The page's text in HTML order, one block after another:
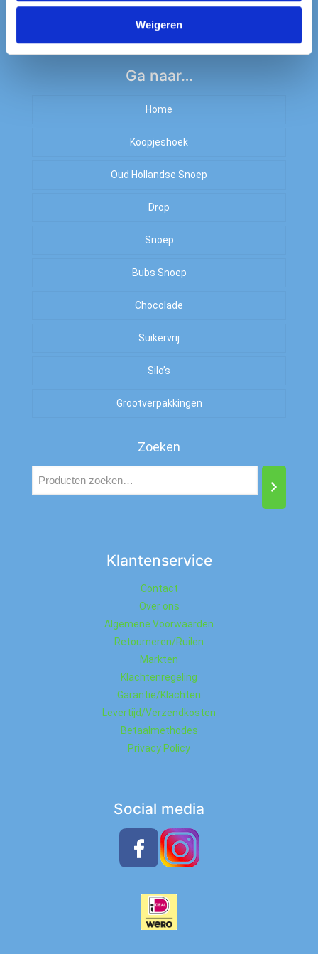
Weigeren
Ga naar…
Home
Koopjeshoek
Sale
OP=OP
Kiloknallers
To Good To Go
Oud Hollandse Snoep
Drop
Zoet
Zout
Arabische Gom
Snoep
Amerikaans Snoep
Zoet
Zuur
Zout
Bubs Snoep
Chocolade
Suikervrij
Silo’s
Grootverpakkingen
Zoeken
Klantenservice
Contact
Over ons
Algemene Voorwaarden
Retourneren/Ruilen
Markten
Klachtenregeling
Garantie/Klachten
Levertijd/Verzendkosten
Betaalmethodes
Privacy Policy
Social media